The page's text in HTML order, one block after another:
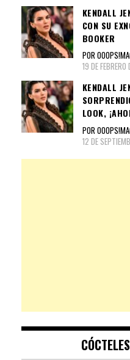
KENDALL
CON SU
BOOKER
POR
19 DE
KENDALL
LOOK,
POR
12 DE
CÓCTELES